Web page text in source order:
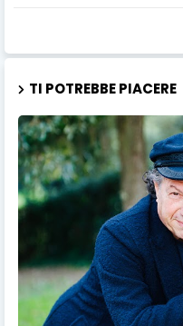
TI POTREBBE PIACERE